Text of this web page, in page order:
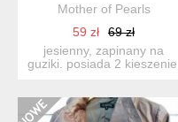
Mother of Pearls
59 zł
69 zł
jesienny, zapinany na
guziki. posiada 2 kieszenie.